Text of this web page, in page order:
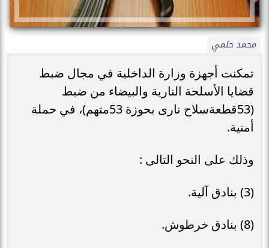
محمد حلمي
تمكنت أجهزة وزارة الداخلية في مجال ضبط
قضايا الأسلحة النارية والبيضاء من ضبط
(53قطعةسلاح نارى بحوزة 53متهم)، في حملة
أمنية.
وذلك على النحو التالى :
(3) بنادق آلية.
(8) بنادق خرطوش.